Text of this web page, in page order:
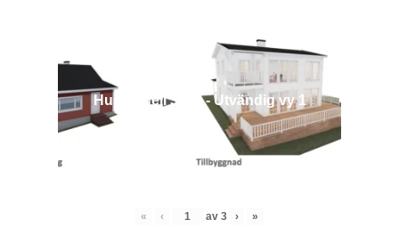
Husmodell 3104 - Utvändig vy 1
« ‹ av 3 › »